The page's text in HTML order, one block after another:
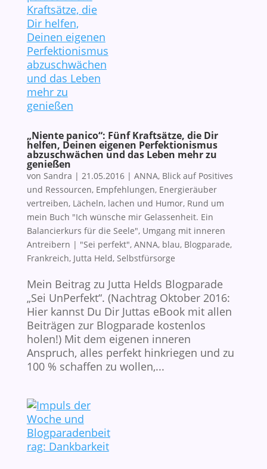
„Niente panico“: Fünf Kraftsätze, die Dir
helfen, Deinen eigenen Perfektionismus
abzuschwächen und das Leben mehr zu
genießen
von Sandra | 21.05.2016| ANNA, Blick auf Positives
und Ressourcen, Empfehlungen, Energieräuber
vertreiben, Lächeln, lachen und Humor, Rund um
mein Buch "Ich wünsche mir Gelassenheit. Ein
Balancierkurs für die Seele", Umgang mit inneren
Antreibern | "Sei perfekt", ANNA, blau, Blogparade,
Frankreich, Jutta Held, Selbstfürsorge
Mein Beitrag zu Jutta Helds Blogparade
„Sei UnPerfekt“. (Nachtrag Oktober 2016:
Hier kannst Du Dir Juttas eBook mit allen
Beiträgen zur Blogparade kostenlos
holen!) Mit dem eigenen inneren
Anspruch, alles perfekt hinkriegen und zu
100 % schaffen zu wollen,...